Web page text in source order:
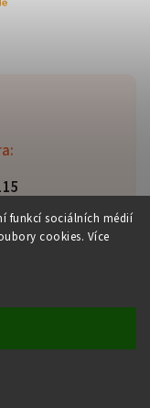
funkcí sociálních médií
cookies. Více
práva